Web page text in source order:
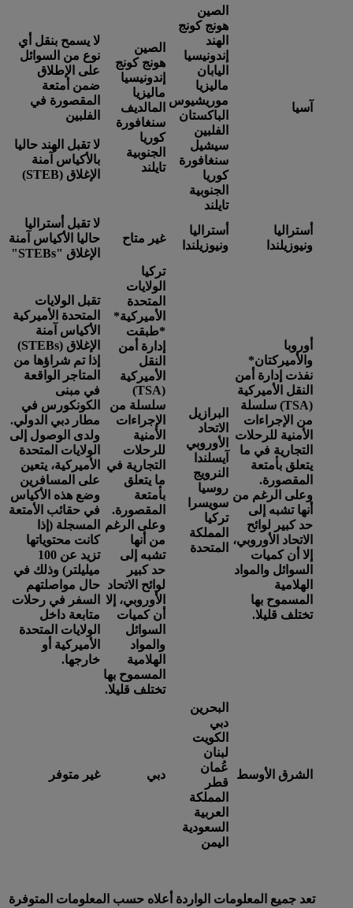
آسيا
الصين
هونج كونج
الهند
إندونيسيا
اليابان
ماليزيا
موريشيوس
الباكستان
الفلبين
سيشيل
سنغافورة
كوريا
الجنوبية
تايلند
الصين
هونج كونج
إندونيسيا
ماليزيا
المالديف
سنغافورة
كوريا
الجنوبية
تايلند
لا يسمح بنقل أي
نوع من السوائل
على الإطلاق
ضمن أمتعة
المقصورة في
الفلبين
لا تقبل الهند حاليا
بالأكياس آمنة
الإغلاق (STEB)
أستراليا
ونيوزيلندا
أستراليا
ونيوزيلندا
غير متاح
لا تقبل أستراليا
حاليا الأكياس آمنة
الإغلاق "STEBs"
أوروبا
والأميركتان*
نفذت إدارة أمن
النقل الأميركية
(TSA) سلسلة
من الإجراءات
الأمنية للرحلات
التجارية في ما
يتعلق بأمتعة
المقصورة.
وعلى الرغم من
أنها تشبه إلى
حد كبير لوائح
الاتحاد الأوروبي،
إلا أن كميات
السوائل والمواد
الهلامية
المسموح بها
تختلف قليلا.
البرازيل
الاتحاد
الأوروبي
آيسلندا
النرويج
روسيا
سويسرا
تركيا
المملكة
المتحدة
تركيا
الولايات
المتحدة
الأميركية*
*طبقت
إدارة أمن
النقل
الأميركية
(TSA)
سلسلة من
الإجراءات
الأمنية
للرحلات
التجارية في
ما يتعلق
بأمتعة
المقصورة.
وعلى الرغم
من أنها
تشبه إلى
حد كبير
لوائح الاتحاد
الأوروبي، إلا
أن كميات
السوائل
والمواد
الهلامية
المسموح بها
تختلف قليلا.
تقبل الولايات
المتحدة الأميركية
الأكياس آمنة
الإغلاق (STEBs)
إذا تم شراؤها من
المتاجر الواقعة
في مبنى
الكونكورس في
مطار دبي الدولي.
ولدى الوصول إلى
الولايات المتحدة
الأميركية، يتعين
على المسافرين
وضع هذه الأكياس
في حقائب الأمتعة
المسجلة (إذا
كانت محتوياتها
تزيد عن 100
ميليلتر) وذلك في
حال مواصلتهم
السفر في رحلات
متابعة داخل
الولايات المتحدة
الأميركية أو
خارجها.
الشرق الأوسط
البحرين
دبي
الكويت
لبنان
عُمان
قطر
المملكة
العربية
السعودية
اليمن
دبي غير متوفر
تعد جميع المعلومات الواردة أعلاه حسب المعلومات المتوفرة